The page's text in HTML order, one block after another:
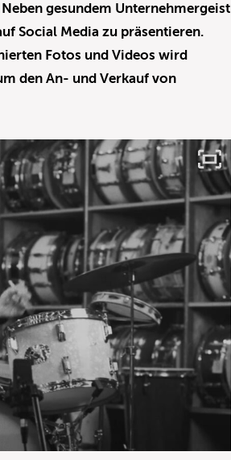
gesundem Unternehmergeist
Social Media zu präsentieren.
Fotos und Videos wird
den An- und Verkauf von